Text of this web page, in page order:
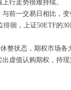
行走势很难持续。
前一交易日相比，
徊，上证50ETF的
整状态，期权市场
虚值认购期权，持